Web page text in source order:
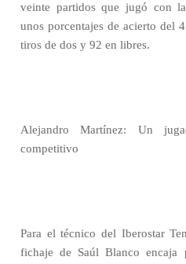
veinte partidos que jugó con
unos porcentajes de acierto del
tiros de dos y 92 en libres.
Alejandro Martínez: Un
competitivo
Para el técnico del Iberostar
fichaje de Saúl Blanco encaja